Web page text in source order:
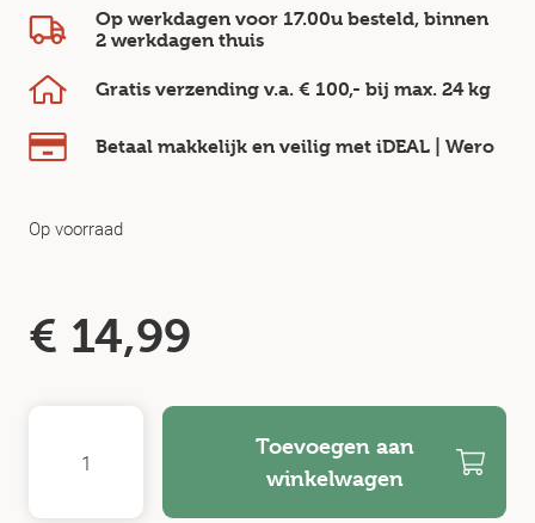
Op werkdagen voor 17.00u besteld, binnen
2 werkdagen thuis
Gratis verzending v.a. € 100,- bij max. 24 kg
Betaal makkelijk en veilig met iDEAL | Wero
Op voorraad
€ 14,99
Toevoegen aan
winkelwagen